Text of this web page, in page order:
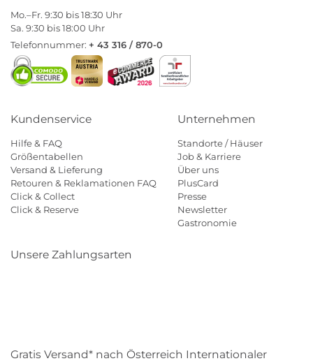
Mo.–Fr. 9:30 bis 18:30 Uhr
Sa. 9:30 bis 18:00 Uhr
Telefonnummer: + 43 316 / 870-0
Kundenservice
Hilfe & FAQ
Größentabellen
Versand & Lieferung
Retouren & Reklamationen FAQ
Click & Collect
Click & Reserve
Unternehmen
Standorte / Häuser
Job & Karriere
Über uns
PlusCard
Presse
Newsletter
Gastronomie
Unsere Zahlungsarten
Gratis Versand* nach Österreich Internationaler